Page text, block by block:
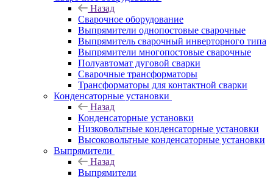
Назад
Сварочное оборудование
Выпрямители однопостовые сварочные
Выпрямитель сварочный инверторного типа
Выпрямители многопостовые сварочные
Полуавтомат дуговой сварки
Сварочные трансформаторы
Трансформаторы для контактной сварки
Конденсаторные установки
Назад
Конденсаторные установки
Низковольтные конденсаторные установки
Высоковольтные конденсаторные установки
Выпрямители
Назад
Выпрямители